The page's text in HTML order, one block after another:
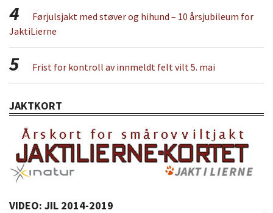
4
Førjulsjakt med støver og hihund – 10 årsjubileum for
JaktiLierne
5 Frist for kontroll av innmeldt felt vilt 5. mai
JAKTKORT
VIDEO: JIL 2014-2019